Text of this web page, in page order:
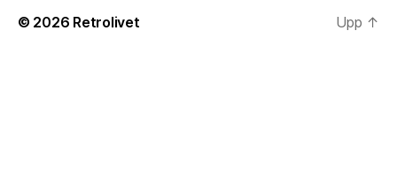
© 2026 Retrolivet Upp ↑